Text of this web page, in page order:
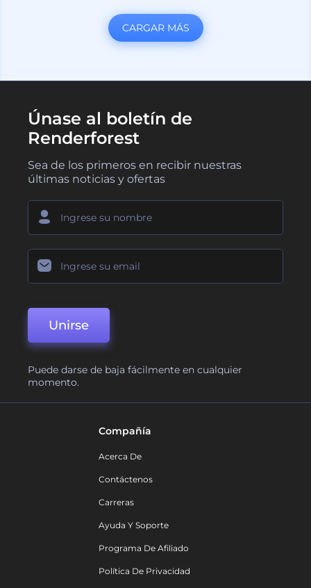
CARGAR MÁS
Únase al boletín de
Renderforest
Sea de los primeros en recibir nuestras
últimas noticias y ofertas
Unirse
Puede darse de baja fácilmente en cualquier
momento.
Compañía
Acerca De
Contáctenos
Carreras
Ayuda Y Soporte
Programa De Afiliado
Política De Privacidad